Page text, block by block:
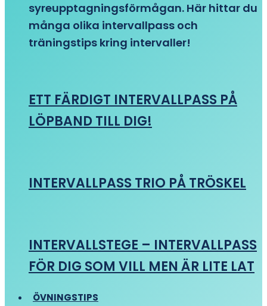
syreupptagningsförmågan. Här hittar du
många olika intervallpass och
träningstips kring intervaller!
ETT FÄRDIGT INTERVALLPASS PÅ
LÖPBAND TILL DIG!
INTERVALLPASS TRIO PÅ TRÖSKEL
INTERVALLSTEGE – INTERVALLPASS
FÖR DIG SOM VILL MEN ÄR LITE LAT
ÖVNINGSTIPS